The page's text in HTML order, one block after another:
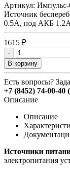
Артикул: Импульс-
Источник
0.5А, под АКБ
1615 ₽
-
В корзину
Есть вопросы?
+7 (8452) 74-00-40
Описание
Описание
Источники
электропитания